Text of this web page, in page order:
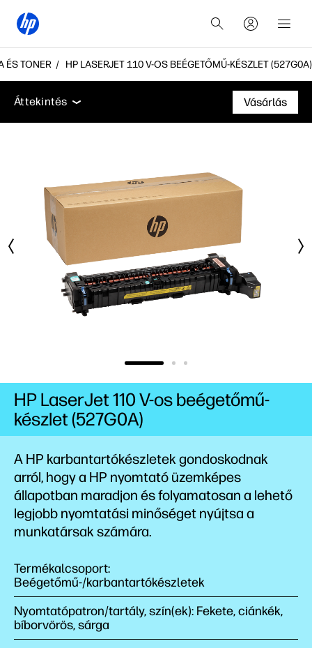
ÉS TONER HP LASERJET 110 V-OS BEÉGETŐMŰ-KÉSZLET (527G0A)
Áttekintés
Támogatás
Áttekintés
Vásárlás
A HP karbantartókészletek gondoskodnak
arról, hogy a HP nyomtató üzemképes
állapotban maradjon és folyamatosan a lehető
legjobb nyomtatási minőséget nyújtsa a
munkatársak számára.
Termékalcsoport:
Beégetőmű-/karbantartókészletek
Nyomtatópatron/tartály, szín(ek): Fekete, ciánkék,
bíborvörös, sárga
HP LaserJet 110 V-os beégetőmű-
készlet (527G0A)